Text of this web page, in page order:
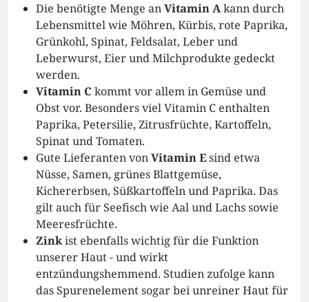
Die benötigte Menge anVitamin Akann durch
Lebensmittel wie Möhren, Kürbis, rote Paprika,
Grünkohl, Spinat, Feldsalat, Leber und
Leberwurst, Eier und Milchprodukte gedeckt
werden.
Vitamin C kommt vor allem in Gemüse und
Obst vor. Besonders viel Vitamin C enthalten
Paprika, Petersilie, Zitrusfrüchte, Kartoffeln,
Spinat und Tomaten.
Gute Lieferanten vonVitamin Esind etwa
Nüsse, Samen, grünes Blattgemüse,
Kichererbsen, Süßkartoffeln und Paprika. Das
gilt auch für Seefisch wie Aal und Lachs sowie
Meeresfrüchte.
Zinkist ebenfalls wichtig für die Funktion
unserer Haut - und wirkt
entzündungshemmend. Studien zufolge kann
das Spurenelement sogar bei unreiner Haut für